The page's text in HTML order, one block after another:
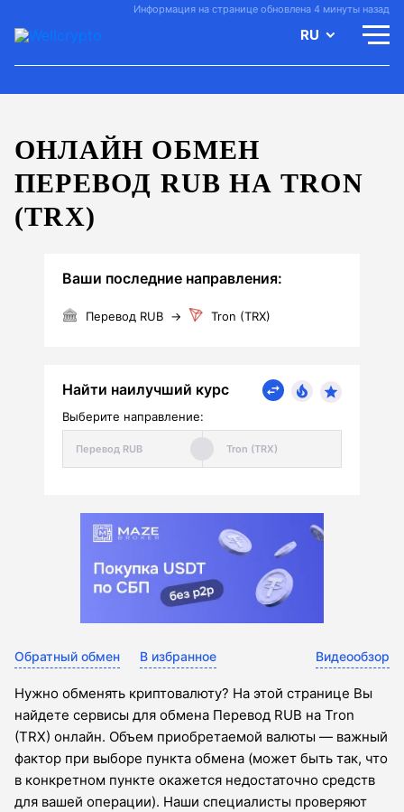
Информация на странице обновлена 4 минуты назад
RU
ОНЛАЙН ОБМЕН
ПЕРЕВОД RUB НА TRON
(TRX)
Ваши последние направления:
Перевод RUB → Tron (TRX)
Найти наилучший курс
Выберите направление:
Обратный обмен В избранное Видеообзор
Нужно обменять криптовалюту? На этой странице Вы
найдете сервисы для обмена Перевод RUB на Tron
(TRX) онлайн. Объем приобретаемой валюты — важный
фактор при выборе пункта обмена (может быть так, что
в конкретном пункте окажется недостаточно средств
для вашей операции). Наши специалисты проверяют